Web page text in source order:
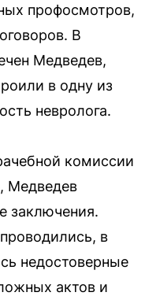
профосмотров,
В
Медведев,
в одну из
невролога.
комиссии
Медведев
заключения.
в
недостоверные
актов и